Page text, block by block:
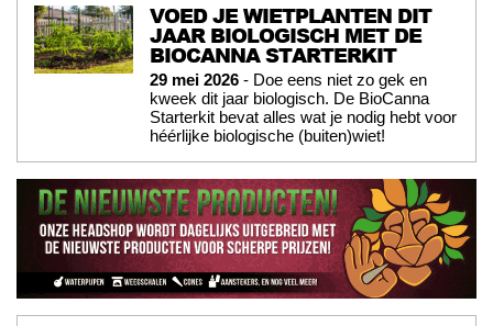
VOED JE WIETPLANTEN DIT
JAAR BIOLOGISCH MET DE
BIOCANNA STARTERKIT
29 mei 2026 - Doe eens niet zo gek en
kweek dit jaar biologisch. De BioCanna
Starterkit bevat alles wat je nodig hebt voor
héérlijke biologische (buiten)wiet!